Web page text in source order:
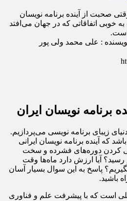
صحبت از آینده برنامه نویسان
خوبی اتفاقاتی که در جهان می‌افتد
است.
: علی محمد ولی پور
برنامه نویسان ایران
زیبای برنامه نویسی می‌پردازیم.
که آینده برنامه نویسان ایرانی
کردن دوره‌های فشرده و سخت
رسید؟ آیا ارزش دارد ماه‌ها وقت
پاسخ به این سوال بسیار آسان
باشید.
است که با پیشرفت علم و فناوری